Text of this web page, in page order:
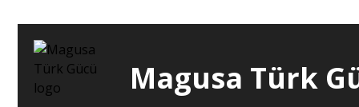
Magusa Türk